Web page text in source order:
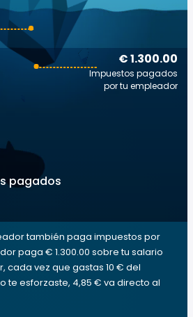
€ 1.300.00
Impuestos pagados
por tu empleador
pagados
también paga impuestos por
paga € 1.300.00 sobre tu salario
cada vez que gastas 10 € del
te esforzaste, 4,85 € va directo al